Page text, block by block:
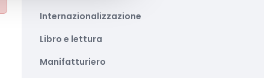
Internazionalizzazione
Libro e lettura
Manifatturiero